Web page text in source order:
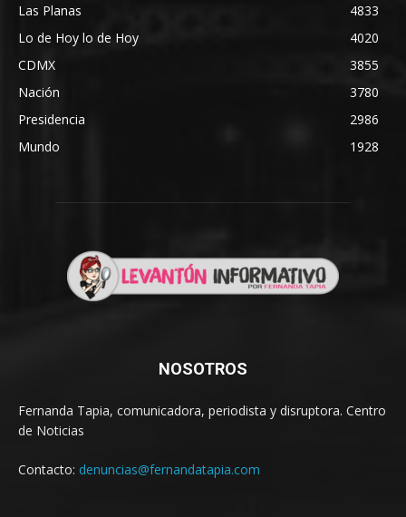
Las Planas
4833
Lo de Hoy lo de Hoy
4020
CDMX
3855
Nación
3780
Presidencia
2986
Mundo
1928
NOSOTROS
Fernanda Tapia, comunicadora, periodista y disruptora. Centro
de Noticias
Contacto: denuncias@fernandatapia.com